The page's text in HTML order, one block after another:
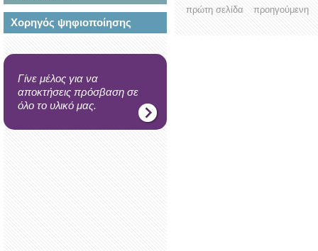
Χορηγός ψηφιοποίησης
Γίνε μέλος για να
αποκτήσεις πρόσβαση σε
όλο το υλικό μας.
πρώτη σελίδα προηγούμενη